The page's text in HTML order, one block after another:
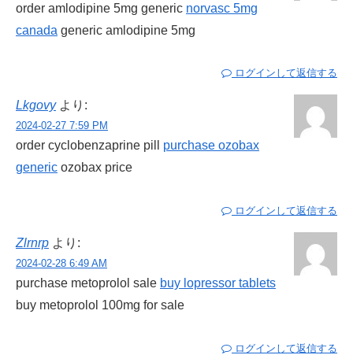
order amlodipine 5mg generic norvasc 5mg
canada generic amlodipine 5mg
ログインして返信する
Lkgovy より:
2024-02-27 7:59 PM
order cyclobenzaprine pill purchase ozobax
generic ozobax price
ログインして返信する
Zlrnrp より:
2024-02-28 6:49 AM
purchase metoprolol sale buy lopressor tablets
buy metoprolol 100mg for sale
ログインして返信する